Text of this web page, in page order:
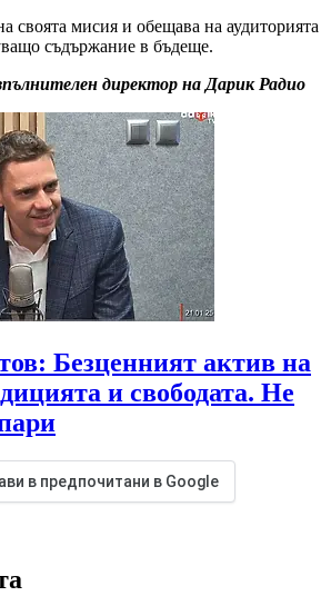
своята мисия и обещава на аудиторията
съдържание в бъдеще.
директор на Дарик Радио
Безценният актив на
и свободата. Не
в предпочитани в Google